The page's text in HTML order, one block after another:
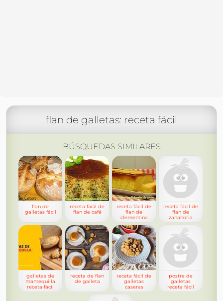
flan de galletas: receta fácil
BÚSQUEDAS SIMILARES
flan de
galletas fácil
receta fácil de
flan de café
receta fácil de
flan de
clementina
receta fácil de
flan de
zanahoria
galletas de
mantequilla
receta fácil
receta de flan
de galleta
receta fácil de
galletas
caseras
postre de
galletas
receta fácil